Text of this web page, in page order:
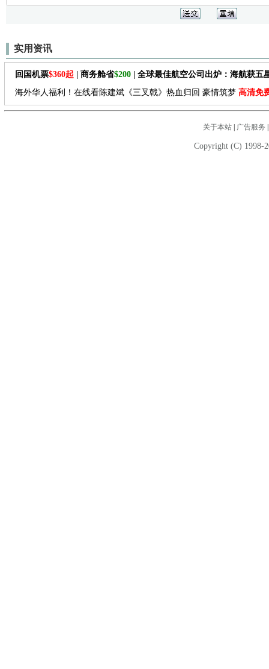
实用资讯
回国机票$360起 | 商务舱省$200 | 全球最佳航空公司出炉：海航获五
海外华人福利！在线看陈建斌《三叉戟》热血归回 豪情筑梦 高清免
关于本站| 广告服务
Copyright (C) 1998-